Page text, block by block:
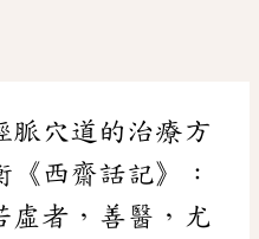
脈穴道的治療方
西齋話記》：
虛者，善醫，尤